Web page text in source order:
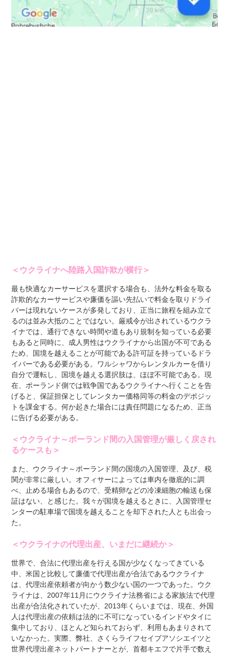
＜ウクライナへ陸路入国詐欺が横行＞
最も快適なカーサービスを選択する場合も、法外な料金を取る
詐欺的なカーサービスや廉価を謳い先払いで料金を取りドライ
バーは現れないケースが多発しており、正当に旅程を組み立て
るのは並み大抵のことではない。厳戒令が出されているウクラ
イナでは、通行できない時間や道もあり規制を知っている必要
もあると同時に、成人男性はウクライナから出国が不可である
ため、国境を越えることが可能である許可証を持っているドラ
イバーである必要がある。ワルシャワからレンタルカーを借り
自分で運転し、国境を越える選択肢は、ほぼ不可能である。現
在、ポーランド側では戦争国であるウクライナへ行くことを告
げると、保証担保としてレンタカー価格同等の料金のデポジッ
トを課金する。何か起きた場合には責任問題になるため、正当
に告げる必要がある。
＜ウクライナ～ポーランド間の入国管理が厳しく戻され
るケースも＞
また、ウクライナ～ポーランド間の国境の入国管理、及び、税
関が非常に厳しい。オフィサーによっては車内を徹底的に調
べ、止める場合もあるので、受精卵などの冷凍細胞の輸送も保
証はない、と感じた。我々が国境を越えるときに、入国管理セ
ンターの駐車場で国境を越えることを却下された人とも出会っ
た。
＜ウクライナの代理出産、いまだに継続か＞
世界で、合法に代理出産を行える国が少なくなってきている
中、米国と比較して廉価で代理出産が合法であるウクライナ
は、代理出産依頼者が向かう数少ない国の一つであった。ウク
ライナは、2007年11月にウクライナ法務省による家族法で代理
出産が合法化されていたが、2013年くらいまでは、現在、外国
人は代理出産の依頼は法的に不可になっているインドやタイに
集中しており、ほとんど知られておらず、利用もあまりされて
いなかった。実際、弊社、さくらライフセイブアソシエイツと
世界代理出産ネットパートナーとが、首都キエフで片手で数え